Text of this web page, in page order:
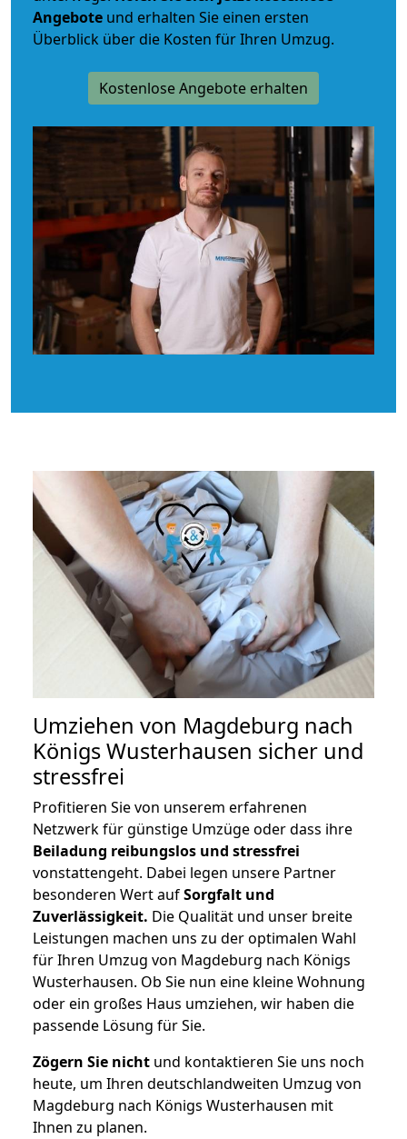
Angebote und erhalten Sie einen ersten
Überblick über die Kosten für Ihren Umzug.
Kostenlose Angebote erhalten
Umziehen von Magdeburg nach
Königs Wusterhausen sicher und
stressfrei
Profitieren Sie von unserem erfahrenen
Netzwerk für günstige Umzüge oder dass ihre
Beiladung reibungslos und stressfrei
vonstattengeht. Dabei legen unsere Partner
besonderen Wert aufSorgfalt und
Zuverlässigkeit. Die Qualität und unser breite
Leistungen machen uns zu der optimalen Wahl
für Ihren Umzug von Magdeburg nach Königs
Wusterhausen. Ob Sie nun eine kleine Wohnung
oder ein großes Haus umziehen, wir haben die
passende Lösung für Sie.
Zögern Sie nicht und kontaktieren Sie uns noch
heute, um Ihren deutschlandweiten Umzug von
Magdeburg nach Königs Wusterhausen mit
Ihnen zu planen.